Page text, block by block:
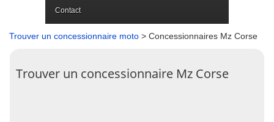
Contact
Trouver un concessionnaire moto > Concessionnaires Mz Corse
Trouver un concessionnaire Mz Corse